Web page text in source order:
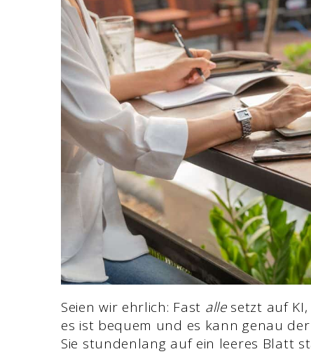
Seien wir ehrlich: Fast allesetzt auf KI,
es ist bequem und es kann genau
Sie stundenlang auf ein leeres Blatt